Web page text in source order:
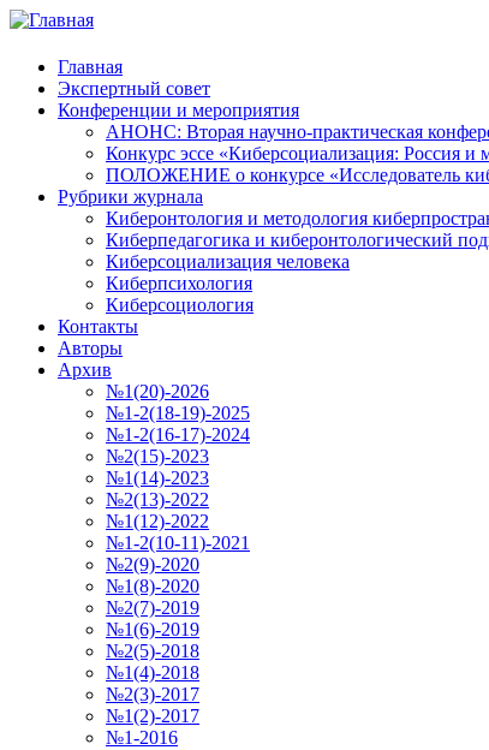
Главная
Экспертный совет
Конференции и мероприятия
АНОНС: Вторая научно-практическая
Конкурс эссе «Киберсоциализация: Россия и
ПОЛОЖЕНИЕ о конкурсе «Исследователь
Рубрики журнала
Киберонтология и методология
Киберпедагогика и киберонтологический
Киберсоциализация человека
Киберпсихология
Киберсоциология
Контакты
Авторы
Архив
№1(20)-2026
№1-2(18-19)-2025
№1-2(16-17)-2024
№2(15)-2023
№1(14)-2023
№2(13)-2022
№1(12)-2022
№1-2(10-11)-2021
№2(9)-2020
№1(8)-2020
№2(7)-2019
№1(6)-2019
№2(5)-2018
№1(4)-2018
№2(3)-2017
№1(2)-2017
№1-2016